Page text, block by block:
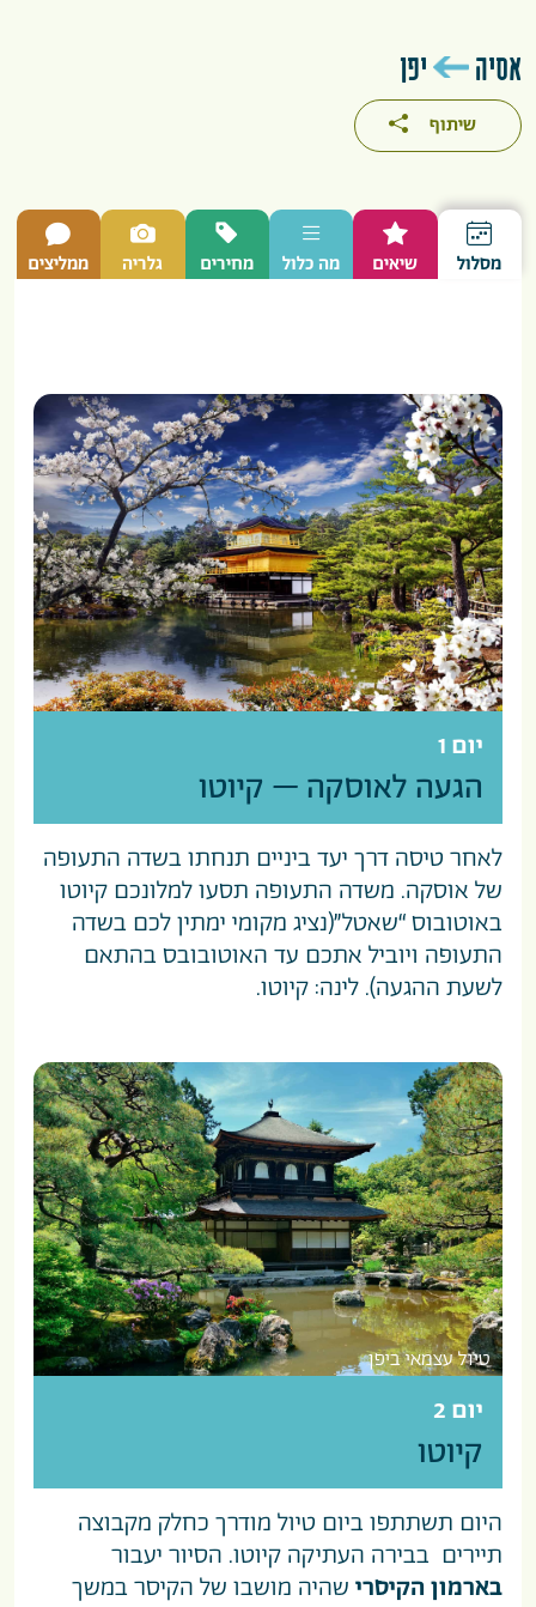
אסיה יפן
שיתוף
מסלול שיאים מה כלול מחירים גלריה ממליצים
יום 1
הגעה לאוסקה – קיוטו
לאחר טיסה דרך יעד ביניים תנחתו בשדה התעופה
של אוסקה. משדה התעופה תסעו למלונכם קיוטו
באוטובוס “שאטל”(נציג מקומי ימתין לכם בשדה
התעופה ויוביל אתכם עד האוטובובס בהתאם
לשעת ההגעה). לינה: קיוטו.
יום 2
קיוטו
היום תשתתפו ביום טיול מודרך כחלק מקבוצה
תיירים בבירה העתיקה קיוטו. הסיור יעבור
בארמון הקיסרי שהיה מושבו של הקיסר במשך
טיול עצמאי ביפן